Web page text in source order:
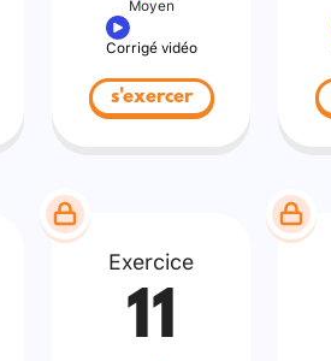
Corrigé vidéo
s'exercer
Exercice
11